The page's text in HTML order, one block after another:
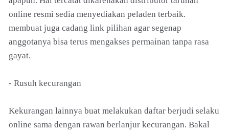
online resmi sedia menyediakan peladen terbaik.
membuat juga cadang link pilihan agar segenap
anggotanya bisa terus mengakses permainan tanpa rasa
gayat.
- Rusuh kecurangan
Kekurangan lainnya buat melakukan daftar berjudi selaku
online sama dengan rawan berlanjur kecurangan. Bakal